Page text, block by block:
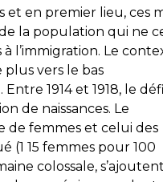
et en premier lieu, ces
la population qui ne
l’immigration. Le
vers le bas
1914 et 1918, le
de naissances. Le
de femmes et celui des
(1 15 femmes pour 100
colossale,